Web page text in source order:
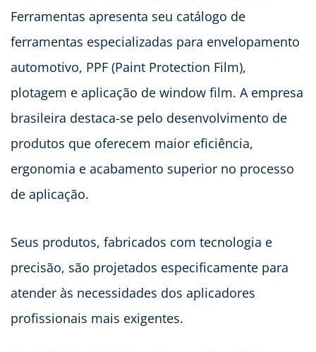
Ferramentas apresenta seu catálogo de
ferramentas especializadas para envelopamento
automotivo, PPF (Paint Protection Film),
plotagem e aplicação de window film. A empresa
brasileira destaca-se pelo desenvolvimento de
produtos que oferecem maior eficiência,
ergonomia e acabamento superior no processo
de aplicação.
Seus produtos, fabricados com tecnologia e
precisão, são projetados especificamente para
atender às necessidades dos aplicadores
profissionais mais exigentes.